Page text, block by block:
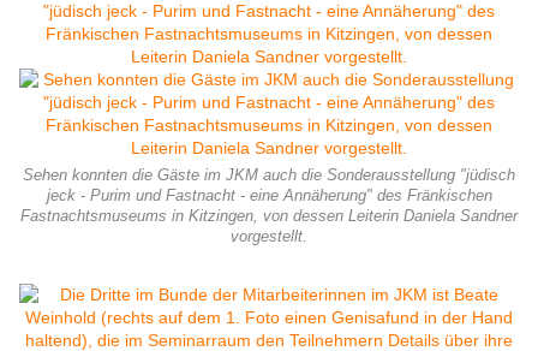
Sehen konnten die Gäste im JKM auch die Sonderausstellung "jüdisch
jeck - Purim und Fastnacht - eine Annäherung" des Fränkischen
Fastnachtsmuseums in Kitzingen, von dessen Leiterin Daniela Sandner
vorgestellt.